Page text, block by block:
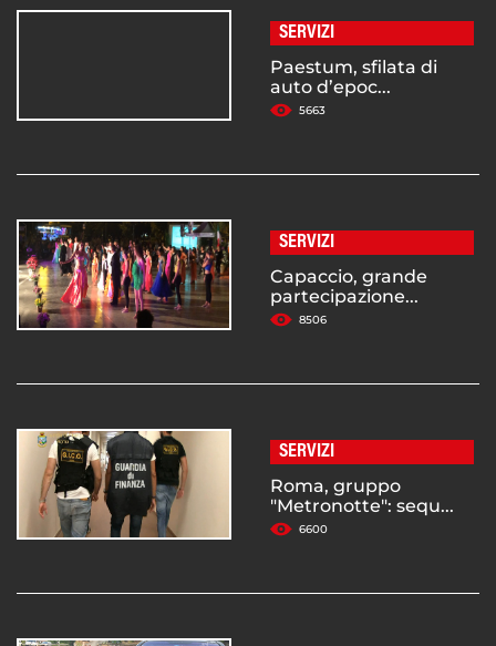
SERVIZI
Paestum, sfilata di
auto d’epoc...
5663
SERVIZI
Capaccio, grande
partecipazione...
8506
SERVIZI
Roma, gruppo
"Metronotte": sequ...
6600